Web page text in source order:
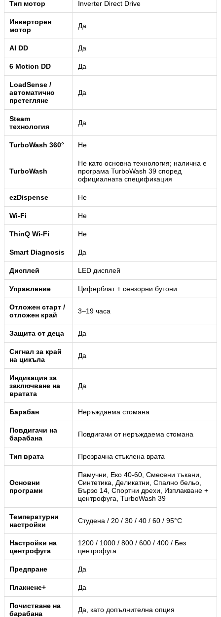
Тип мотор Inverter Direct Drive
Инверторен
мотор
Да
AI DD Да
6 Motion DD Да
LoadSense /
автоматично
претегляне
Да
Steam
технология
Да
TurboWash 360° Не
TurboWash
Не като основна технология; налична е
програма TurboWash 39 според
официалната спецификация
ezDispense Не
Wi-Fi Не
ThinQ Wi-Fi Не
Smart Diagnosis Да
Дисплей LED дисплей
Управление Циферблат + сензорни бутони
Отложен старт /
отложен край
3–19 часа
Защита от деца Да
Сигнал за край
на цикъла
Да
Индикация за
заключване на
вратата
Да
Барабан Неръждаема стомана
Повдигачи на
барабана
Повдигачи от неръждаема стомана
Тип врата Прозрачна стъклена врата
Основни
програми
Памучни, Еко 40-60, Смесени тъкани,
Синтетика, Деликатни, Спално бельо,
Бързо 14, Спортни дрехи, Изплакване +
центрофуга, TurboWash 39
Температурни
настройки
Студена / 20 / 30 / 40 / 60 / 95°C
Настройки на
центрофуга
1200 / 1000 / 800 / 600 / 400 / Без
центрофуга
Предпране Да
Плакнене+ Да
Почистване на
барабана
Да, като допълнителна опция